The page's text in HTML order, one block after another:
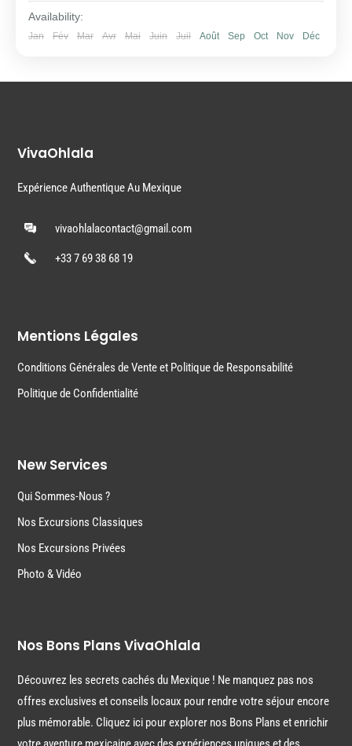
Availability:
Jan Fév Mar Avr Mai Juin Juil Août Sep Oct Nov Déc
VivaOhlala
Expérience Authentique Au Mexique
vivaohlalacontact@gmail.com
+33 7 69 38 68 19
Mentions Légales
Conditions Générales de Vente et Politique de Responsabilité
Politique de Confidentialité
New Services
Qui Sommes-Nous ?
Nos Excursions Classiques
Nos Excursions Privées
Photo & Vidéo
Nos Bons Plans VivaOhlala
Découvrez les secrets cachés du Mexique ! Ne manquez pas nos
offres exclusives et conseils locaux pour rendre votre séjour encore
plus mémorable. Cliquez ici pour explorer nos Bons Plans et enrichir